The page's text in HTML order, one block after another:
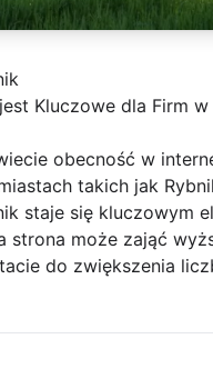
Kluczowe dla Firm w
obecność w
takich jak
staje się kluczowym
strona może zająć
do zwiększenia